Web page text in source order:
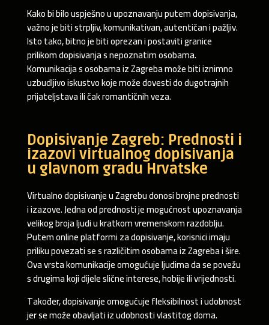
Kako bi bilo uspješno u upoznavanju putem dopisivanja,
važno je biti strpljiv, komunikativan, autentičan i pažljiv.
Isto tako, bitno je biti oprezan i postaviti granice
prilikom dopisivanja s nepoznatim osobama.
Komunikacija s osobama iz Zagreba može biti iznimno
uzbudljivo iskustvo koje može dovesti do dugotrajnih
prijateljstava ili čak romantičnih veza.
Dopisivanje Zagreb: Prednosti i
izazovi virtualnog dopisivanja
u glavnom gradu Hrvatske
Virtualno dopisivanje u Zagrebu donosi brojne prednosti
i izazove. Jedna od prednosti je mogućnost upoznavanja
velikog broja ljudi u kratkom vremenskom razdoblju.
Putem online platformi za dopisivanje, korisnici imaju
priliku povezati se s različitim osobama iz Zagreba i šire.
Ova vrsta komunikacije omogućuje ljudima da se povežu
s drugima koji dijele slične interese, hobije ili vrijednosti.
Također, dopisivanje omogućuje fleksibilnost i udobnost
jer se može obavljati iz udobnosti vlastitog doma.